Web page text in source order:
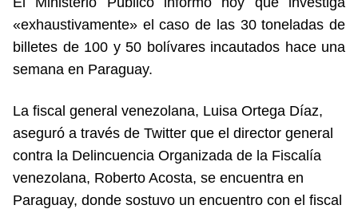
«exhaustivamente» el caso de las 30 toneladas de
billetes de 100 y 50 bolívares incautados hace una
semana en Paraguay.
La fiscal general venezolana, Luisa Ortega Díaz,
aseguró a través de Twitter que el director general
contra la Delincuencia Organizada de la Fiscalía
venezolana, Roberto Acosta, se encuentra en
Paraguay, donde sostuvo un encuentro con el fiscal